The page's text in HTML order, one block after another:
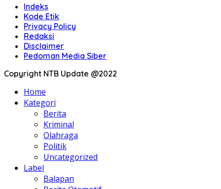
Indeks
Kode Etik
Privacy Policy
Redaksi
Disclaimer
Pedoman Media Siber
Copyright NTB Update @2022
Home
Kategori
Berita
Kriminal
Olahraga
Politik
Uncategorized
Label
Balapan